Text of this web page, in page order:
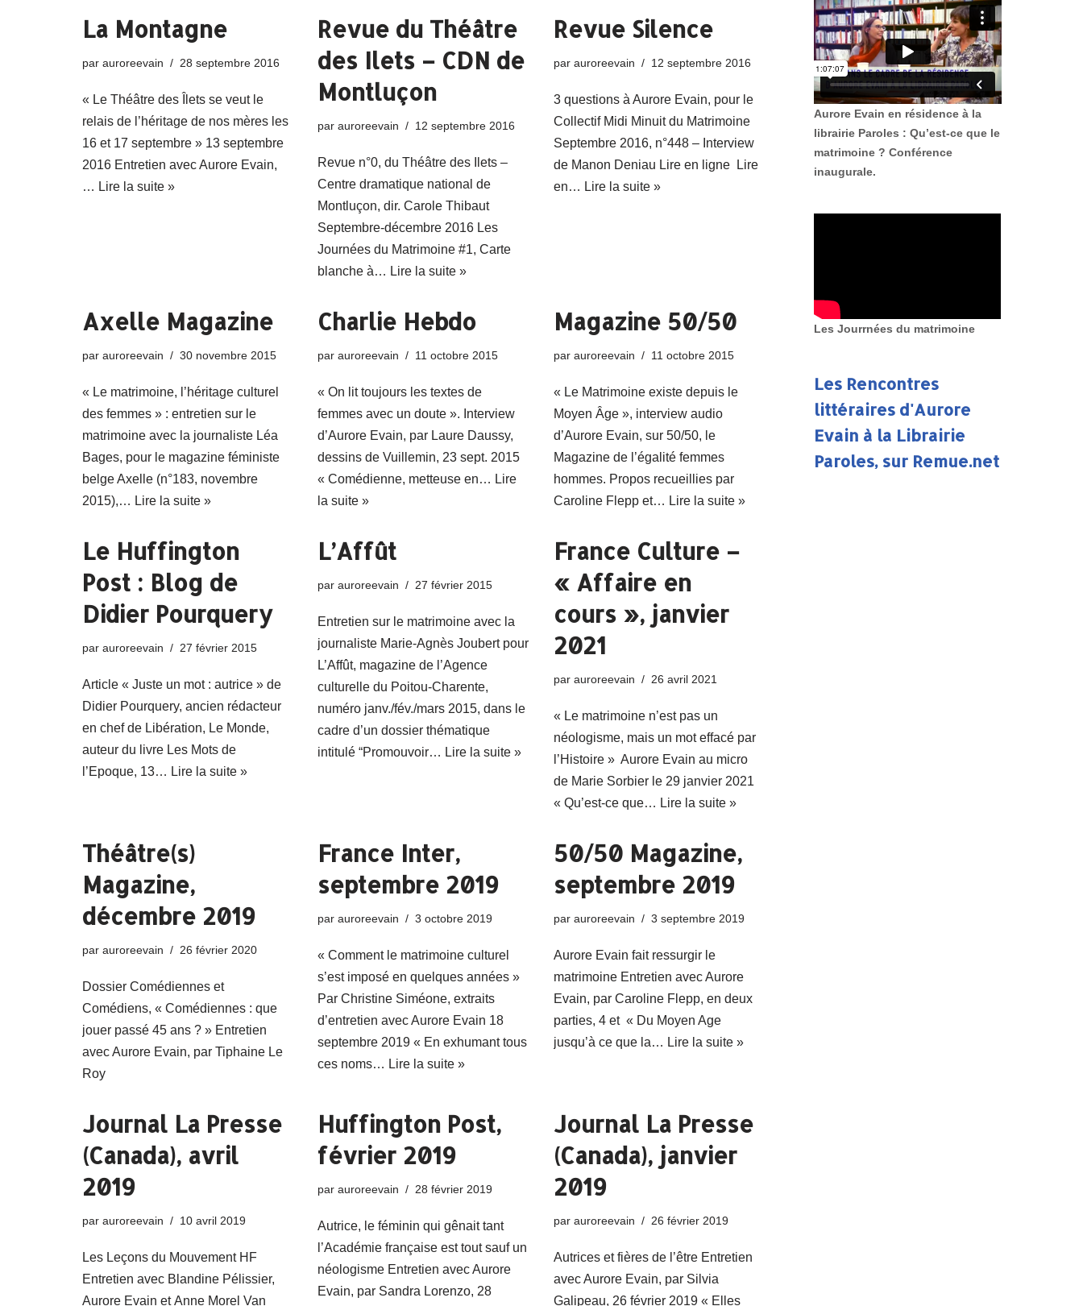
La Montagne
par auroreevain 28 septembre 2016
« Le Théâtre des Îlets se veut le
relais de l’héritage de nos mères les
16 et 17 septembre » 13 septembre
2016 Entretien avec Aurore Evain,
… Lire la suite »
Revue du Théâtre
des Ilets – CDN de
Montluçon
parauroreevain 12 septembre 2016
Revue n°0, du Théâtre des Ilets –
Centre dramatique national de
Montluçon, dir. Carole Thibaut
Septembre-décembre 2016 Les
Journées du Matrimoine #1, Carte
blanche à… Lire la suite »
Revue Silence
par auroreevain 12 septembre 2016
3 questions à Aurore Evain, pour le
Collectif Midi Minuit du Matrimoine
Septembre 2016, n°448 – Interview
de Manon Deniau Lire en ligne Lire
en… Lire la suite »
Axelle Magazine
par auroreevain 30 novembre 2015
« Le matrimoine, l’héritage culturel
des femmes » : entretien sur le
matrimoine avec la journaliste Léa
Bages, pour le magazine féministe
belge Axelle (n°183, novembre
2015),… Lire la suite »
Charlie Hebdo
parauroreevain 11 octobre 2015
« On lit toujours les textes de
femmes avec un doute ». Interview
d’Aurore Evain, par Laure Daussy,
dessins de Vuillemin, 23 sept. 2015
« Comédienne, metteuse en… Lire
la suite »
Magazine 50/50
par auroreevain 11 octobre 2015
« Le Matrimoine existe depuis le
Moyen Âge », interview audio
d’Aurore Evain, sur 50/50, le
Magazine de l’égalité femmes
hommes. Propos recueillies par
Caroline Flepp et… Lire la suite »
Le Huffington
Post : Blog de
Didier Pourquery
par auroreevain 27 février 2015
Article « Juste un mot : autrice » de
Didier Pourquery, ancien rédacteur
en chef de Libération, Le Monde,
auteur du livre Les Mots de
l’Epoque, 13… Lire la suite »
L’Affût
parauroreevain 27 février 2015
Entretien sur le matrimoine avec la
journaliste Marie-Agnès Joubert pour
L’Affût, magazine de l’Agence
culturelle du Poitou-Charente,
numéro janv./fév./mars 2015, dans le
cadre d’un dossier thématique
intitulé “Promouvoir… Lire la suite »
France Culture –
« Affaire en
cours », janvier
2021
par auroreevain 26 avril 2021
« Le matrimoine n’est pas un
néologisme, mais un mot effacé par
l’Histoire » Aurore Evain au micro
de Marie Sorbier le 29 janvier 2021
« Qu’est-ce que… Lire la suite »
Théâtre(s)
Magazine,
décembre 2019
par auroreevain 26 février 2020
Dossier Comédiennes et
Comédiens, « Comédiennes : que
jouer passé 45 ans ? » Entretien
avec Aurore Evain, par Tiphaine Le
Roy
France Inter,
septembre 2019
parauroreevain 3 octobre 2019
« Comment le matrimoine culturel
s’est imposé en quelques années »
Par Christine Siméone, extraits
d’entretien avec Aurore Evain 18
septembre 2019 « En exhumant tous
ces noms… Lire la suite »
50/50 Magazine,
septembre 2019
par auroreevain 3 septembre 2019
Aurore Evain fait ressurgir le
matrimoine Entretien avec Aurore
Evain, par Caroline Flepp, en deux
parties, 4 et « Du Moyen Age
jusqu’à ce que la… Lire la suite »
Journal La Presse
(Canada), avril
2019
par auroreevain 10 avril 2019
Les Leçons du Mouvement HF
Entretien avec Blandine Pélissier,
Aurore Evain et Anne Morel Van
Huffington Post,
février 2019
parauroreevain 28 février 2019
Autrice, le féminin qui gênait tant
l’Académie française est tout sauf un
néologisme Entretien avec Aurore
Evain, par Sandra Lorenzo, 28
Journal La Presse
(Canada), janvier
2019
par auroreevain 26 février 2019
Autrices et fières de l’être Entretien
avec Aurore Evain, par Silvia
Galipeau, 26 février 2019 « Elles
Aurore Evain en résidence à la
librairie Paroles : Qu’est-ce que le
matrimoine ? Conférence
inaugurale.
Les Jourrnées du matrimoine
Les Rencontres
littéraires d'Aurore
Evain à la Librairie
Paroles, sur Remue.net